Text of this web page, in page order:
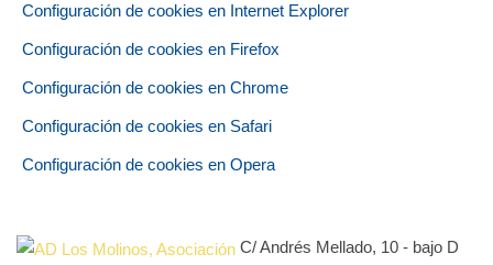
Configuración de cookies en Internet Explorer
Configuración de cookies en Firefox
Configuración de cookies en Chrome
Configuración de cookies en Safari
Configuración de cookies en Opera
C/ Andrés Mellado, 10 - bajo D